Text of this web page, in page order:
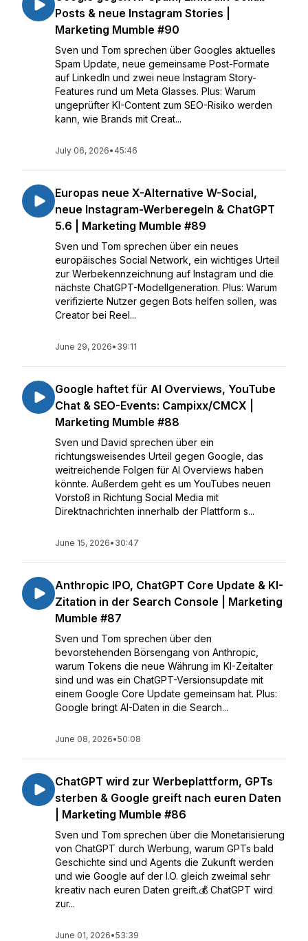
Posts & neue Instagram Stories |
Marketing Mumble #90
Sven und Tom sprechen über Googles aktuelles
Spam Update, neue gemeinsame Post-Formate
auf LinkedIn und zwei neue Instagram Story-
Features rund um Meta Glasses. Plus: Warum
ungeprüfter KI-Content zum SEO-Risiko werden
kann, wie Brands mit Creat...
July 06, 2026• 45:46
Europas neue X-Alternative W-Social,
neue Instagram-Werberegeln & ChatGPT
5.6 | Marketing Mumble #89
Sven und Tom sprechen über ein neues
europäisches Social Network, ein wichtiges Urteil
zur Werbekennzeichnung auf Instagram und die
nächste ChatGPT-Modellgeneration. Plus: Warum
verifizierte Nutzer gegen Bots helfen sollen, was
Creator bei Reel...
June 29, 2026• 39:11
Google haftet für AI Overviews, YouTube
Chat & SEO-Events: Campixx/CMCX |
Marketing Mumble #88
Sven und David sprechen über ein
richtungsweisendes Urteil gegen Google, das
weitreichende Folgen für AI Overviews haben
könnte. Außerdem geht es um YouTubes neuen
Vorstoß in Richtung Social Media mit
Direktnachrichten innerhalb der Plattform s...
June 15, 2026• 30:47
Anthropic IPO, ChatGPT Core Update & KI-
Zitation in der Search Console | Marketing
Mumble #87
Sven und Tom sprechen über den
bevorstehenden Börsengang von Anthropic,
warum Tokens die neue Währung im KI-Zeitalter
sind und was ein ChatGPT-Versionsupdate mit
einem Google Core Update gemeinsam hat. Plus:
Google bringt AI-Daten in die Search...
June 08, 2026•50:08
ChatGPT wird zur Werbeplattform, GPTs
sterben & Google greift nach euren Daten
| Marketing Mumble #86
Sven und Tom sprechen über die Monetarisierung
von ChatGPT durch Werbung, warum GPTs bald
Geschichte sind und Agents die Zukunft werden
und wie Google auf der I.O. gleich zweimal sehr
kreativ nach euren Daten greift.💰 ChatGPT wird
zur...
June 01, 2026•53:39